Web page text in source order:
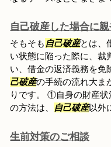
自己破産した場合に
そもそも 自己破産とは、
い状態に陥った際に、裁
い、借金の返済義務を免
己破産の手続の流れ大ま
りです。 ①自身の財産
の方法は、
自己破産以外
生前対策のご相談